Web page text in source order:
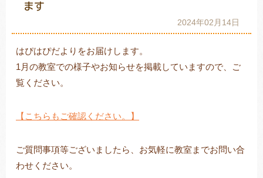
ます
2024年02月14日
はぴはぴだよりをお届けします。
1月の教室での様子やお知らせを掲載していますので、ご
覧ください。
【こちらもご確認ください。】
ご質問事項等ございましたら、お気軽に教室までお問い合
わせください。